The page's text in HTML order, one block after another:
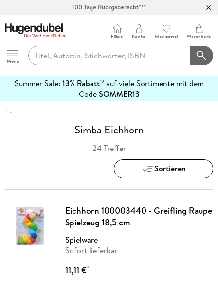
100 Tage Rückgaberecht***
Hugendubel
Menu
Filiale Konto Merkzettel Warenkorb
Summer Sale: 13% Rabatt12auf viele Sortimente mit dem
CodeSOMMER13
erfahren
…
Simba Eichhorn
24 Treffer
Sortieren
Eichhorn 100003440 - Greifling Raupe
Spielzeug 18,5 cm
Spielware
Sofort lieferbar
11,11 €*